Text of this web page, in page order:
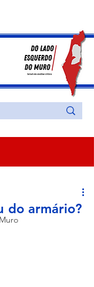
do armário?